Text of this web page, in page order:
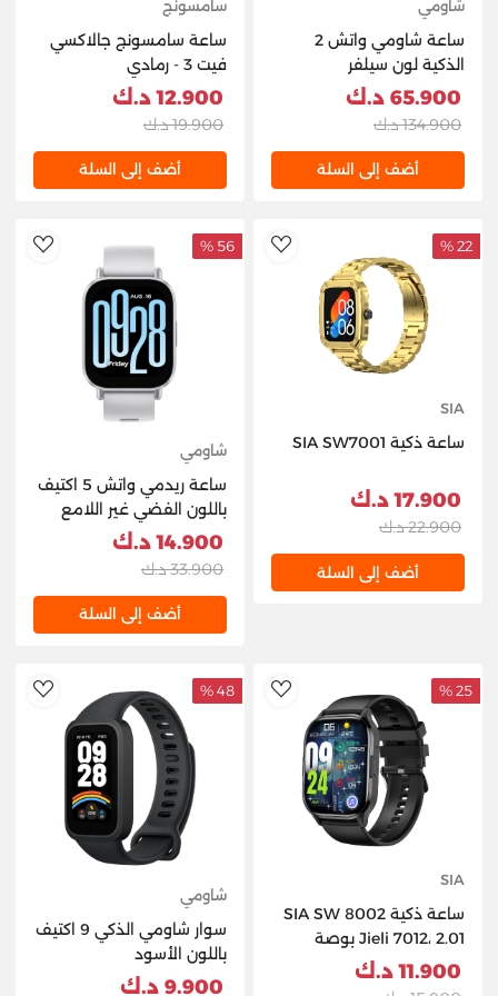
شاومي
ساعة شاومي واتش 2
الذكية لون سيلفر
65.900 د.ك
134.900 د.ك
أضف إلى السلة
سامسونج
ساعة سامسونج جالاكسي
فيت 3 - رمادي
12.900 د.ك
19.900 د.ك
أضف إلى السلة
AddToWishlist
22 %
SIA
ساعة ذكية SIA SW7001
17.900 د.ك
22.900 د.ك
أضف إلى السلة
56 %
شاومي
ساعة ريدمي واتش 5 اكتيف
باللون الفضي غير اللامع
14.900 د.ك
33.900 د.ك
أضف إلى السلة
AddToWishlist
25 %
SIA
ساعة ذكية SIA SW 8002
Jieli 7012، 2.01 بوصة
Amoled BT call BLK
11.900 د.ك
48 %
شاومي
سوار شاومي الذكي 9 اكتيف
باللون الأسود
9.900 د.ك